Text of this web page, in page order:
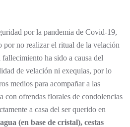
por la pandemia de Covid-19,
por no realizar el ritual de la velación
ha sido a causa del
de velación ni exequias, por lo
medios para acompañar a las
con ofrendas florales de condolencias
a casa del ser querido en
(en base de cristal), cestas